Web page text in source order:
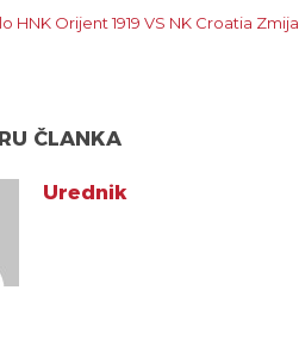
HNK Orijent 1919 VS NK Croatia
ČLANKA
Urednik